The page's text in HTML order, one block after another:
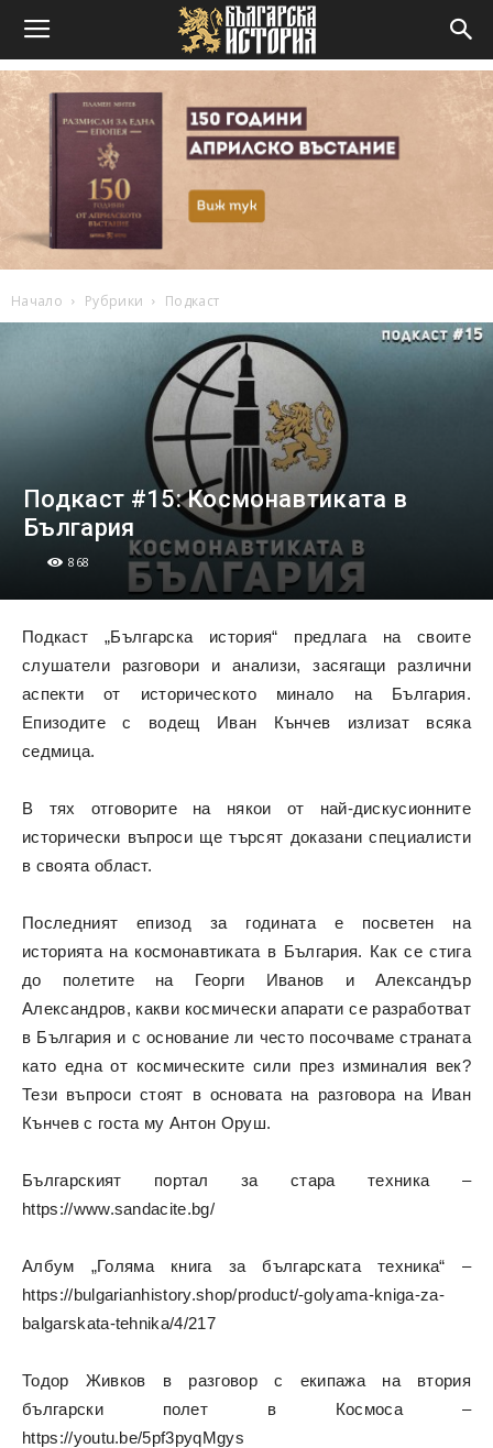
Начало Рубрики Подкаст
Подкаст #15: Космонавтиката в
България
868
Подкаст „Българска история“ предлага на своите
слушатели разговори и анализи, засягащи различни
аспекти от историческото минало на България.
Епизодите с водещ Иван Кънчев излизат всяка
седмица.
В тях отговорите на някои от най-дискусионните
исторически въпроси ще търсят доказани специалисти
в своята област.
Последният епизод за годината е посветен на
историята на космонавтиката в България. Как се стига
до полетите на Георги Иванов и Александър
Александров, какви космически апарати се разработват
в България и с основание ли често посочваме страната
като една от космическите сили през изминалия век?
Тези въпроси стоят в основата на разговора на Иван
Кънчев с госта му Антон Оруш.
Българският портал за стара техника –
https://www.sandacite.bg/
Албум „Голяма книга за българската техника“ –
https://bulgarianhistory.shop/product/-golyama-kniga-za-
balgarskata-tehnika/4/217
Тодор Живков в разговор с екипажа на втория
български полет в Космоса –
https://youtu.be/5pf3pyqMgys